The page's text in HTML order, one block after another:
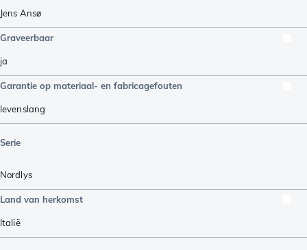
Jens Ansø
Graveerbaar
ja
Garantie op materiaal- en fabricagefouten
levenslang
Serie
Nordlys
Land van herkomst
Italië